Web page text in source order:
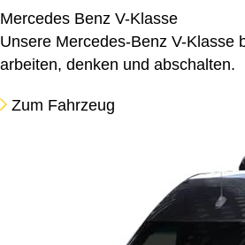
Mercedes Benz V-Klasse
Unsere Mercedes-Benz V-Klasse
arbeiten, denken und abschalten.
Zum Fahrzeug